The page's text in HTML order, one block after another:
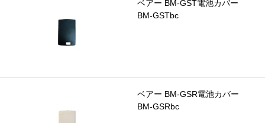
ベアー BM-GST電池カバー
BM-GSTbc
ベアー BM-GSR電池カバー
BM-GSRbc